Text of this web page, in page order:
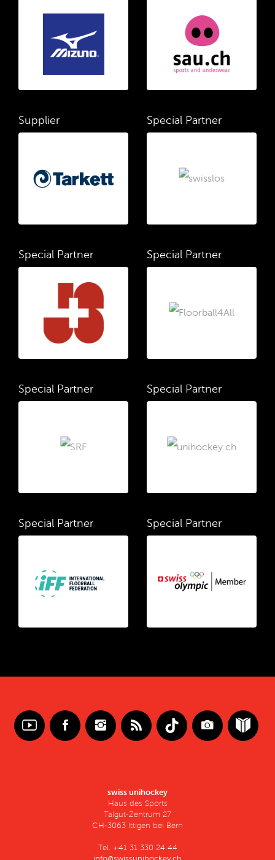
Supplier Special Partner
Special Partner Special Partner
Special Partner Special Partner
Special Partner Special Partner
swiss unihockey
Haus des Sports
Talgut-Zentrum 27
CH-3063 Ittigen bei Bern
Tel. +41 31 330 24 44